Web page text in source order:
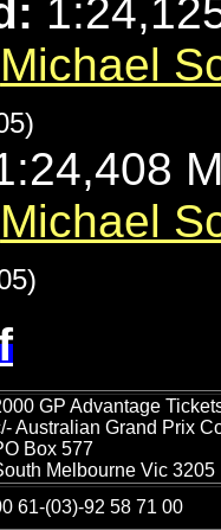
Michael
Michael
GP Advantage
Australian Grand Prix
Box 577
Melbourne Vic 3205
61-(03)-92 58 71 00